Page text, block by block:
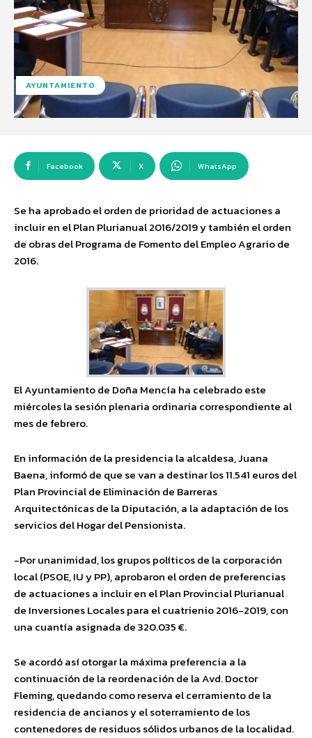
AYUNTAMIENTO
Facebook X WhatsApp
Se ha aprobado el orden de prioridad de actuaciones a
incluir en el Plan Plurianual 2016/2019 y también el orden
de obras del Programa de Fomento del Empleo Agrario de
2016.
El Ayuntamiento de Doña Mencía ha celebrado este
miércoles la sesión plenaria ordinaria correspondiente al
mes de febrero.
En información de la presidencia la alcaldesa, Juana
Baena, informó de que se van a destinar los 11.541 euros del
Plan Provincial de Eliminación de Barreras
Arquitectónicas de la Diputación, a la adaptación de los
servicios del Hogar del Pensionista.
-Por unanimidad, los grupos políticos de la corporación
local (PSOE, IU y PP), aprobaron el orden de preferencias
de actuaciones a incluir en el Plan Provincial Plurianual
de Inversiones Locales para el cuatrienio 2016-2019, con
una cuantía asignada de 320.035 €.
Se acordó así otorgar la máxima preferencia a la
continuación de la reordenación de la Avd. Doctor
Fleming, quedando como reserva el cerramiento de la
residencia de ancianos y el soterramiento de los
contenedores de residuos sólidos urbanos de la localidad.